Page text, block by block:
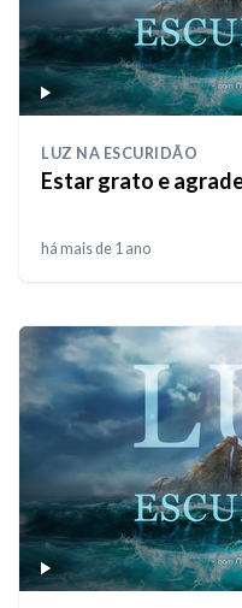
LUZ NA ESCURIDÃO
Estar grato e
há mais de 1 ano